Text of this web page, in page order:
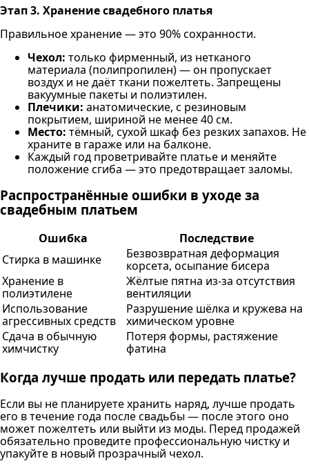
Этап 3. Хранение свадебного платья
Правильное хранение — это 90% сохранности.
Чехол: только фирменный, из нетканого
материала (полипропилен) — он пропускает
воздух и не даёт ткани пожелтеть. Запрещены
вакуумные пакеты и полиэтилен.
Плечики: анатомические, с резиновым
покрытием, шириной не менее 40 см.
Место: тёмный, сухой шкаф без резких запахов. Не
храните в гараже или на балконе.
Каждый год проветривайте платье и меняйте
положение сгиба — это предотвращает заломы.
Распространённые ошибки в уходе за
свадебным платьем
Ошибка
Последствие
Стирка в машинке
Безвозвратная деформация
корсета, осыпание бисера
Хранение в
полиэтилене
Жёлтые пятна из-за отсутствия
вентиляции
Использование
агрессивных средств
Разрушение шёлка и кружева на
химическом уровне
Сдача в обычную
химчистку
Потеря формы, растяжение
фатина
Когда лучше продать или передать платье?
Если вы не планируете хранить наряд, лучше продать
его в течение года после свадьбы — после этого оно
может пожелтеть или выйти из моды. Перед продажей
обязательно проведите профессиональную чистку и
упакуйте в новый прозрачный чехол.